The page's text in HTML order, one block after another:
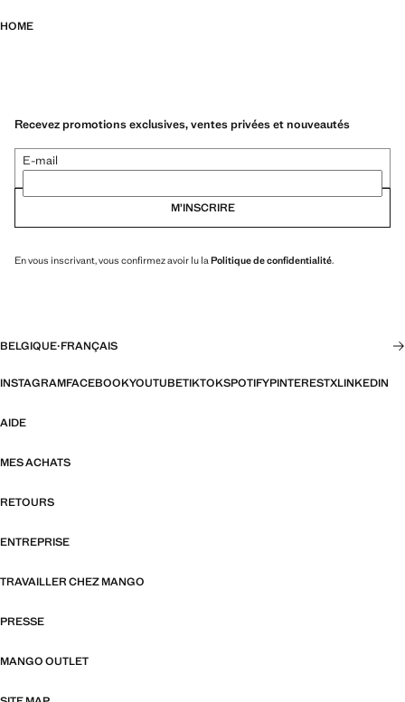
HOME
Recevez promotions exclusives, ventes privées et nouveautés
E-mail
M’INSCRIRE
En vous inscrivant, vous confirmez avoir lu la Politique de confidentialité.
BELGIQUE·FRANÇAIS
INSTAGRAMFACEBOOKYOUTUBETIKTOKSPOTIFYPINTERESTXLINKEDIN
AIDE
MES ACHATS
RETOURS
ENTREPRISE
TRAVAILLER CHEZ MANGO
PRESSE
MANGO OUTLET